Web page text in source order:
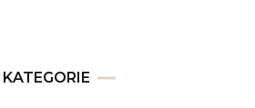
KATEGORIE